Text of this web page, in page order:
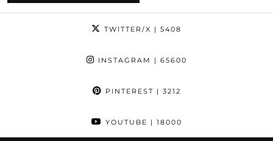
TWITTER/X | 5408
INSTAGRAM | 65600
PINTEREST | 3212
YOUTUBE | 18000